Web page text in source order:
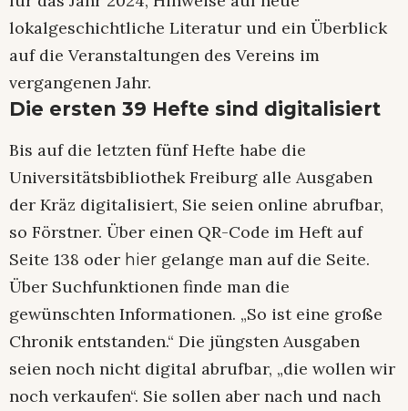
lokalgeschichtliche Literatur und ein Überblick
auf die Veranstaltungen des Vereins im
vergangenen Jahr.
Die ersten 39 Hefte sind digitalisiert
Bis auf die letzten fünf Hefte habe die
Universitätsbibliothek Freiburg alle Ausgaben
der Kräz digitalisiert, Sie seien online abrufbar,
so Förstner. Über einen QR-Code im Heft auf
Seite 138 oder hier gelange man auf die Seite.
Über Suchfunktionen finde man die
gewünschten Informationen. „So ist eine große
Chronik entstanden.“ Die jüngsten Ausgaben
seien noch nicht digital abrufbar, „die wollen wir
noch verkaufen“. Sie sollen aber nach und nach